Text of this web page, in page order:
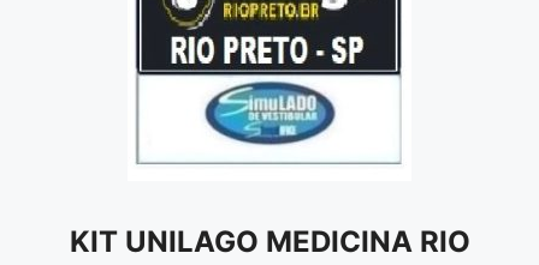
KIT UNILAGO MEDICINA RIO